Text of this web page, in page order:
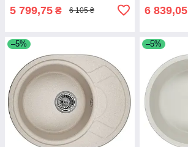
5 799,75 ₴ 6 105 ₴ 6 839,05
–5% –5%